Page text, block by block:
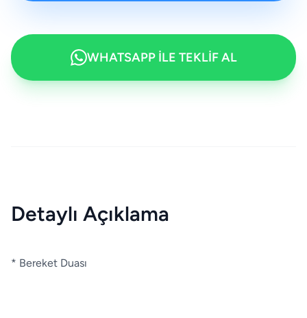
WHATSAPP İLE TEKLİF AL
Detaylı Açıklama
* Bereket Duası